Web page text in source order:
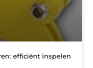
efficiënt inspelen